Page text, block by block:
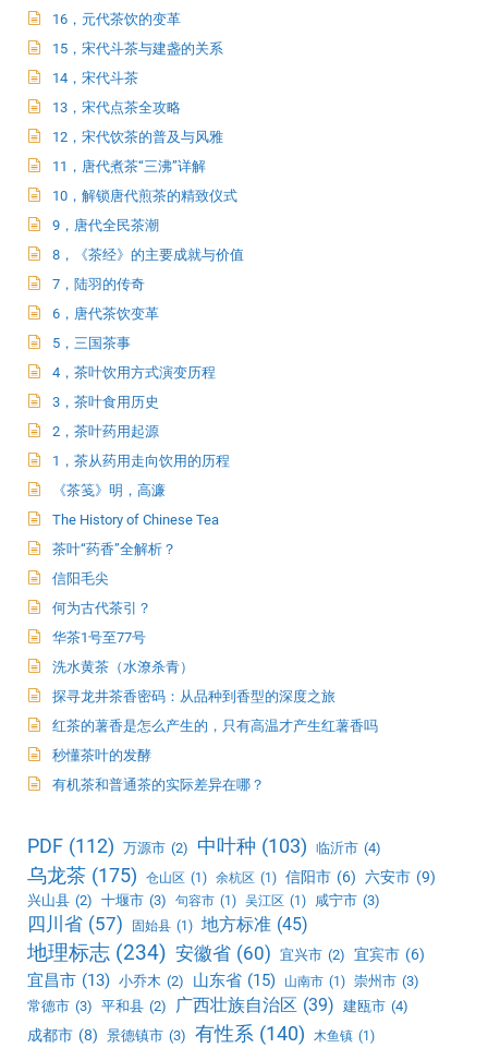
16，元代茶饮的变革
15，宋代斗茶与建盏的关系
14，宋代斗茶
13，宋代点茶全攻略
12，宋代饮茶的普及与风雅
11，唐代煮茶“三沸”详解
10，解锁唐代煎茶的精致仪式
9，唐代全民茶潮
8，《茶经》的主要成就与价值
7，陆羽的传奇
6，唐代茶饮变革
5，三国茶事
4，茶叶饮用方式演变历程
3，茶叶食用历史
2，茶叶药用起源
1，茶从药用走向饮用的历程
《茶笺》明，高濂
The History of Chinese Tea
茶叶“药香”全解析？
信阳毛尖
何为古代茶引？
华茶1号至77号
洗水黄茶（水潦杀青）
探寻龙井茶香密码：从品种到香型的深度之旅
红茶的薯香是怎么产生的，只有高温才产生红薯香吗
秒懂茶叶的发酵
有机茶和普通茶的实际差异在哪？
PDF (112) 万源市 (2) 中叶种 (103) 临沂市 (4)
乌龙茶 (175) 仓山区 (1) 余杭区 (1) 信阳市 (6) 六安市 (9)
兴山县 (2) 十堰市 (3) 句容市 (1) 吴江区 (1) 咸宁市 (3)
四川省 (57) 固始县 (1) 地方标准 (45)
地理标志 (234) 安徽省 (60) 宜兴市 (2) 宜宾市 (6)
宜昌市 (13) 小乔木 (2) 山东省 (15) 山南市 (1) 崇州市 (3)
常德市 (3) 平和县 (2) 广西壮族自治区 (39) 建瓯市 (4)
成都市 (8) 景德镇市 (3) 有性系 (140) 木鱼镇 (1)